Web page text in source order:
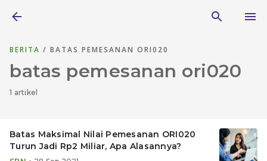
BERITA / BATAS PEMESANAN ORI020
batas pemesanan ori020
1 artikel
Batas Maksimal Nilai Pemesanan ORI020
Turun Jadi Rp2 Miliar, Apa Alasannya?